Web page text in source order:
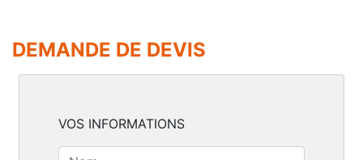
DEMANDE DE DEVIS
VOS INFORMATIONS